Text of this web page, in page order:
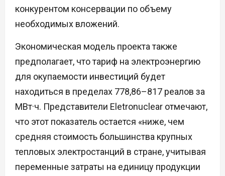
конкурентом консервации по объему
необходимых вложений.
Экономическая модель проекта также
предполагает, что тариф на электроэнергию
для окупаемости инвестиций будет
находиться в пределах 778,86–817 реалов за
МВт·ч. Представители Eletronuclear отмечают,
что этот показатель остается «ниже, чем
средняя стоимость большинства крупных
тепловых электростанций в стране, учитывая
переменные затраты на единицу продукции